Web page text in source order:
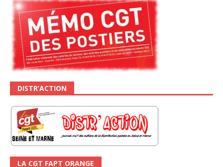
DISTR’ACTION
LA CGT FAPT ORANGE